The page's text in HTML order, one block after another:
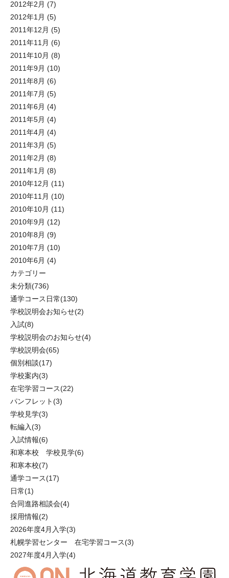
2012年2月 (7)
2012年1月 (5)
2011年12月 (5)
2011年11月 (6)
2011年10月 (8)
2011年9月 (10)
2011年8月 (6)
2011年7月 (5)
2011年6月 (4)
2011年5月 (4)
2011年4月 (4)
2011年3月 (5)
2011年2月 (8)
2011年1月 (8)
2010年12月 (11)
2010年11月 (10)
2010年10月 (11)
2010年9月 (12)
2010年8月 (9)
2010年7月 (10)
2010年6月 (4)
カテゴリー
未分類(736)
通学コース日常(130)
学校説明会お知らせ(2)
入試(8)
学校説明会のお知らせ(4)
学校説明会(65)
個別相談(17)
学校案内(3)
在宅学習コース(22)
パンフレット(3)
学校見学(3)
転編入(3)
入試情報(6)
和寒本校 学校見学(6)
和寒本校(7)
通学コース(17)
日常(1)
合同進路相談会(4)
採用情報(2)
2026年度4月入学(3)
札幌学習センター 在宅学習コース(3)
2027年度4月入学(4)